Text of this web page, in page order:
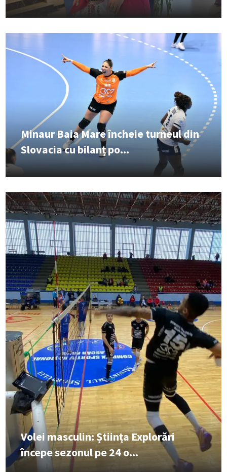
Minaur Baia Mare încheie turneul din
Slovacia cu bilanț po...
Volei masculin: Știința Explorări
începe sezonul pe 24 o...